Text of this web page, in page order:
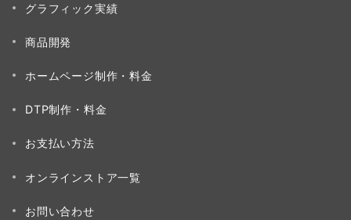
グラフィック実績
商品開発
ホームページ制作・料金
DTP制作・料金
お支払い方法
オンラインストア一覧
お問い合わせ